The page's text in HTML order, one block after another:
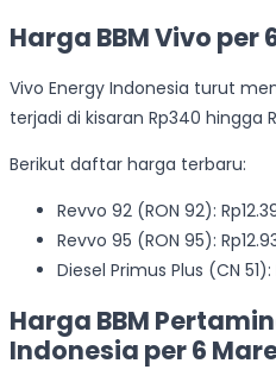
Harga BBM Vivo per
Vivo Energy Indonesia turut
terjadi di kisaran Rp340 hingga
Berikut daftar harga terbaru:
Revvo 92 (RON 92):
Revvo 95 (RON 95):
Diesel Primus Plus (CN
Harga BBM
Indonesia per 6